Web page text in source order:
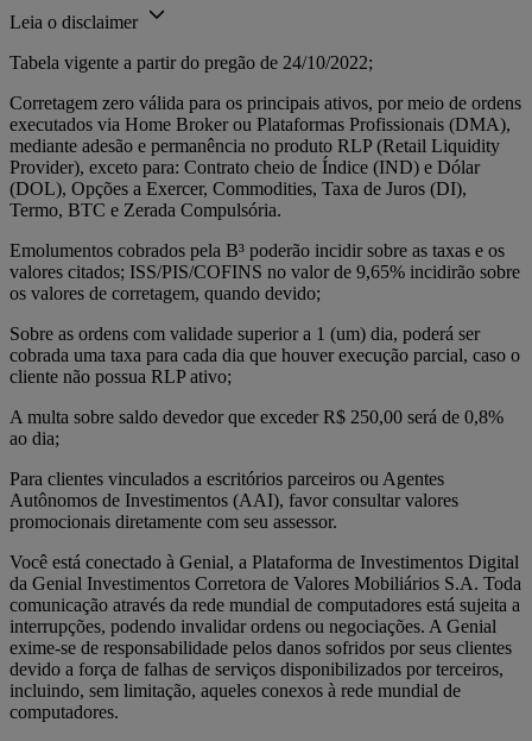
Leia o disclaimer
Tabela vigente a partir do pregão de 24/10/2022;
Corretagem zero válida para os principais ativos, por meio de ordens
executados via Home Broker ou Plataformas Profissionais (DMA),
mediante adesão e permanência no produto RLP (Retail Liquidity
Provider), exceto para: Contrato cheio de Índice (IND) e Dólar
(DOL), Opções a Exercer, Commodities, Taxa de Juros (DI),
Termo, BTC e Zerada Compulsória.
Emolumentos cobrados pela B³ poderão incidir sobre as taxas e os
valores citados; ISS/PIS/COFINS no valor de 9,65% incidirão sobre
os valores de corretagem, quando devido;
Sobre as ordens com validade superior a 1 (um) dia, poderá ser
cobrada uma taxa para cada dia que houver execução parcial, caso o
cliente não possua RLP ativo;
A multa sobre saldo devedor que exceder R$ 250,00 será de 0,8%
ao dia;
Para clientes vinculados a escritórios parceiros ou Agentes
Autônomos de Investimentos (AAI), favor consultar valores
promocionais diretamente com seu assessor.
Você está conectado à Genial, a Plataforma de Investimentos Digital
da Genial Investimentos Corretora de Valores Mobiliários S.A. Toda
comunicação através da rede mundial de computadores está sujeita a
interrupções, podendo invalidar ordens ou negociações. A Genial
exime-se de responsabilidade pelos danos sofridos por seus clientes
devido a força de falhas de serviços disponibilizados por terceiros,
incluindo, sem limitação, aqueles conexos à rede mundial de
computadores.